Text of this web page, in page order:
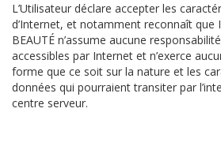
L’Utilisateur déclare accepter les
d’Internet, et notamment reconnaît que
BEAUTÉ n’assume aucune
accessibles par Internet et n’exerce
forme que ce soit sur la nature et les
données qui pourraient transiter par
centre serveur.